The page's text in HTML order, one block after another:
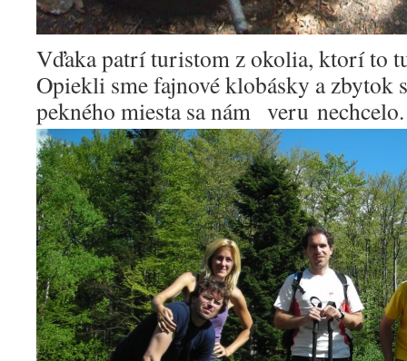
Vďaka patrí turistom z okolia, ktorí to
Opiekli sme fajnové klobásky a zbytok
pekného miesta sa nám veru nechcelo.